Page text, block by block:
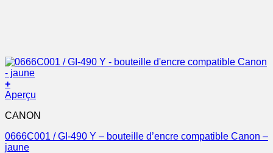
+
Aperçu
CANON
0666C001 / GI-490 Y – bouteille d’encre compatible Canon –
jaune